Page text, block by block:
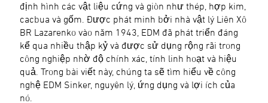
định hình các vật liệu cứng và giòn như thép, hợp kim,
cacbua và gốm. Được phát minh bởi nhà vật lý Liên Xô
BR Lazarenko vào năm 1943, EDM đã phát triển đáng
kể qua nhiều thập kỷ và được sử dụng rộng rãi trong
công nghiệp nhờ độ chính xác, tính linh hoạt và hiệu
quả. Trong bài viết này, chúng ta sẽ tìm hiểu về công
nghệ EDM Sinker, nguyên lý, ứng dụng và lợi ích của
nó.